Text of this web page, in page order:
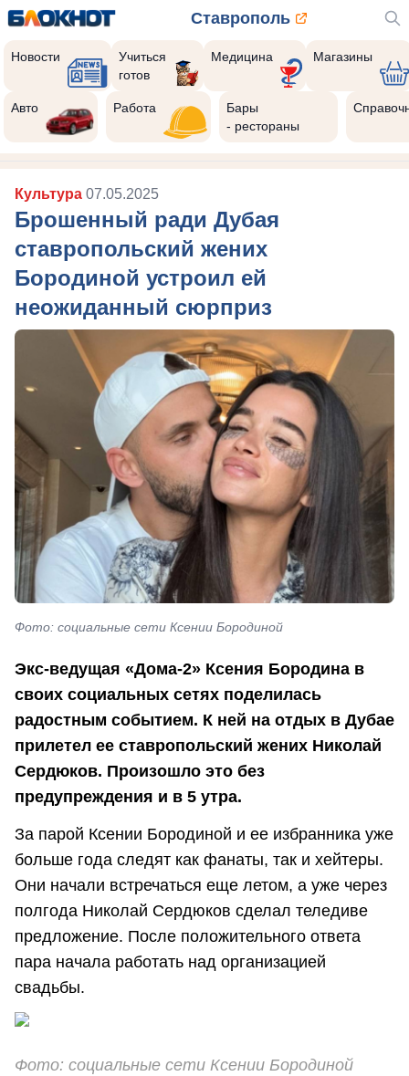
Ставрополь
Новости
Учиться
готов
Медицина Магазины
Авто Работа
Бары
- рестораны
Культура 07.05.2025
Брошенный ради Дубая
ставропольский жених
Бородиной устроил ей
неожиданный сюрприз
Фото: социальные сети Ксении Бородиной
Экс-ведущая «Дома-2» Ксения Бородина в
своих социальных сетях поделилась
радостным событием. К ней на отдых в Дубае
прилетел ее ставропольский жених Николай
Сердюков. Произошло это без
предупреждения и в 5 утра.
За парой Ксении Бородиной и ее избранника уже
больше года следят как фанаты, так и хейтеры.
Они начали встречаться еще летом, а уже через
полгода Николай Сердюков сделал теледиве
предложение. После положительного ответа
пара начала работать над организацией
свадьбы.
Фото: социальные сети Ксении Бородиной